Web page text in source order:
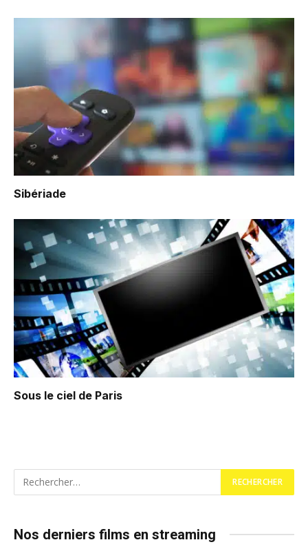
Sibériade
Sous le ciel de Paris
Nos derniers films en streaming